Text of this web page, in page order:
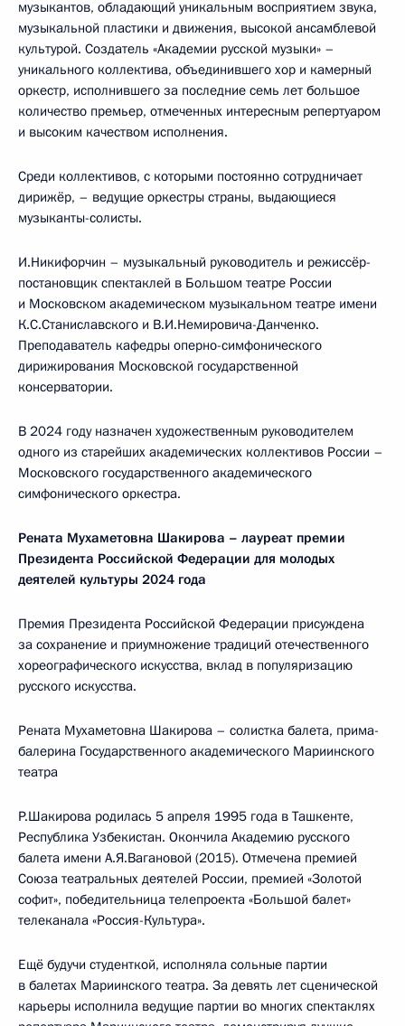
музыкантов, обладающий уникальным восприятием звука,
музыкальной пластики и движения, высокой ансамблевой
культурой. Создатель «Академии русской музыки» –
уникального коллектива, объединившего хор и камерный
оркестр, исполнившего за последние семь лет большое
количество премьер, отмеченных интересным репертуаром
и высоким качеством исполнения.
Среди коллективов, с которыми постоянно сотрудничает
дирижёр, – ведущие оркестры страны, выдающиеся
музыканты-солисты.
И.Никифорчин – музыкальный руководитель и режиссёр-
постановщик спектаклей в Большом театре России
и Московском академическом музыкальном театре имени
К.С.Станиславского и В.И.Немировича-Данченко.
Преподаватель кафедры оперно-симфонического
дирижирования Московской государственной
консерватории.
В 2024 году назначен художественным руководителем
одного из старейших академических коллективов России –
Московского государственного академического
симфонического оркестра.
Рената Мухаметовна Шакирова – лауреат премии
Президента Российской Федерации для молодых
деятелей культуры 2024 года
Премия Президента Российской Федерации присуждена
за сохранение и приумножение традиций отечественного
хореографического искусства, вклад в популяризацию
русского искусства.
Рената Мухаметовна Шакирова – солистка балета, прима-
балерина Государственного академического Мариинского
театра
Р.Шакирова родилась 5 апреля 1995 года в Ташкенте,
Республика Узбекистан. Окончила Академию русского
балета имени А.Я.Вагановой (2015). Отмечена премией
Союза театральных деятелей России, премией «Золотой
софит», победительница телепроекта «Большой балет»
телеканала «Россия-Культура».
Ещё будучи студенткой, исполняла сольные партии
в балетах Мариинского театра. За девять лет сценической
карьеры исполнила ведущие партии во многих спектаклях